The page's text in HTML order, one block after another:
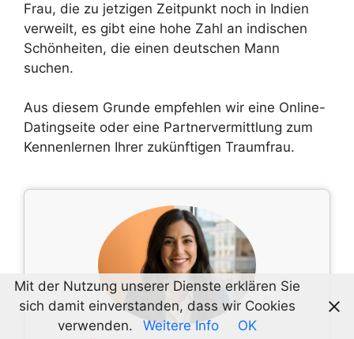
Frau, die zu jetzigen Zeitpunkt noch in Indien
verweilt, es gibt eine hohe Zahl an indischen
Schönheiten, die einen deutschen Mann
suchen.
Aus diesem Grunde empfehlen wir eine Online-
Datingseite oder eine Partnervermittlung zum
Kennenlernen Ihrer zukünftigen Traumfrau.
Mit der Nutzung unserer Dienste erklären Sie
sich damit einverstanden, dass wir Cookies
verwenden.
Weitere Info OK